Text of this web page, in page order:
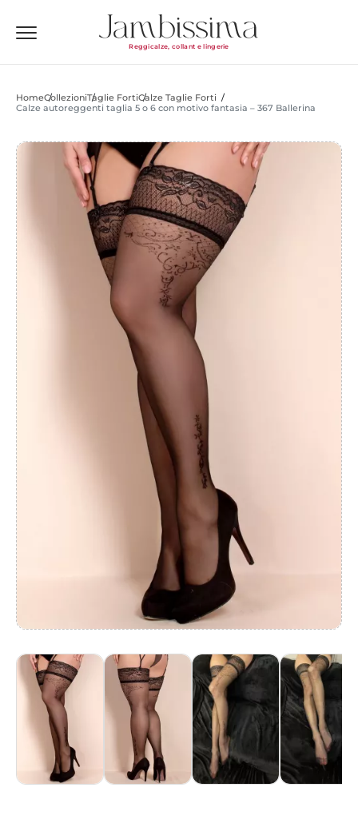
Reggicalze, collant e lingerie
HomeCollezioniTaglie FortiCalze Taglie Forti
Calze autoreggenti taglia 5 o 6 con motivo fantasia – 367 Ballerina